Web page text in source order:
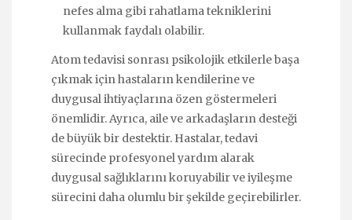
nefes alma gibi rahatlama tekniklerini
kullanmak faydalı olabilir.
Atom tedavisi sonrası psikolojik etkilerle başa
çıkmak için hastaların kendilerine ve
duygusal ihtiyaçlarına özen göstermeleri
önemlidir. Ayrıca, aile ve arkadaşların desteği
de büyük bir destektir. Hastalar, tedavi
sürecinde profesyonel yardım alarak
duygusal sağlıklarını koruyabilir ve iyileşme
sürecini daha olumlu bir şekilde geçirebilirler.